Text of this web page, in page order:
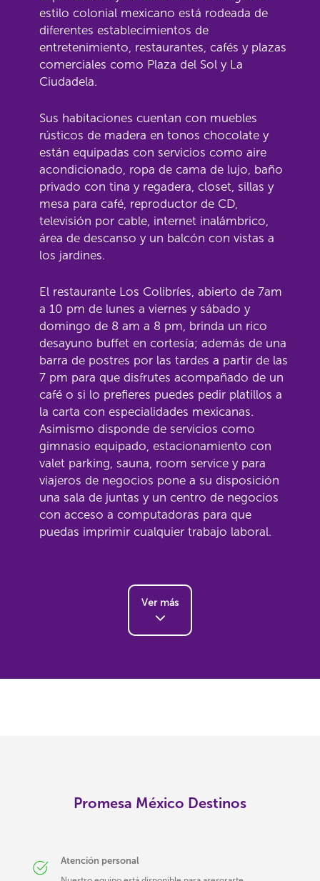
estilo colonial mexicano está rodeada de
diferentes establecimientos de
entretenimiento, restaurantes, cafés y plazas
comerciales como Plaza del Sol y La
Ciudadela.
Sus habitaciones cuentan con muebles
rústicos de madera en tonos chocolate y
están equipadas con servicios como aire
acondicionado, ropa de cama de lujo, baño
privado con tina y regadera, closet, sillas y
mesa para café, reproductor de CD,
televisión por cable, internet inalámbrico,
área de descanso y un balcón con vistas a
los jardines.
El restaurante Los Colibríes, abierto de 7am
a 10 pm de lunes a viernes y sábado y
domingo de 8 am a 8 pm, brinda un rico
desayuno buffet en cortesía; además de una
barra de postres por las tardes a partir de las
7 pm para que disfrutes acompañado de un
café o si lo prefieres puedes pedir platillos a
la carta con especialidades mexicanas.
Asimismo disponde de servicios como
gimnasio equipado, estacionamiento con
valet parking, sauna, room service y para
viajeros de negocios pone a su disposición
una sala de juntas y un centro de negocios
con acceso a computadoras para que
puedas imprimir cualquier trabajo laboral.
Ver más
Promesa México Destinos
Atención personal